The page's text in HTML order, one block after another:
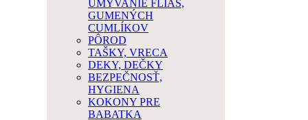
UMÝVANIE FLIAŠ,
GUMENÝCH
CUMLÍKOV
PÔROD
TAŠKY, VRECA
DEKY, DEČKY
BEZPEČNOSŤ,
HYGIENA
KOKONY PRE
BABATKA